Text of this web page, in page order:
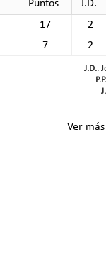
Puntos
J.D.
17
2
7 2
J.D.:
P.P.
Ver más